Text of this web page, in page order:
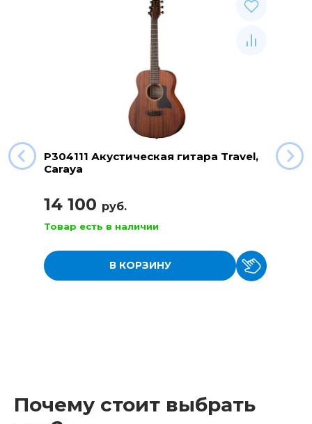
P304111 Акустическая гитара Travel,
Caraya
14 100 руб.
Товар есть в наличии
В КОРЗИНУ
Почему стоит выбрать